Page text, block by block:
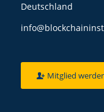
Deutschland
Mitglied